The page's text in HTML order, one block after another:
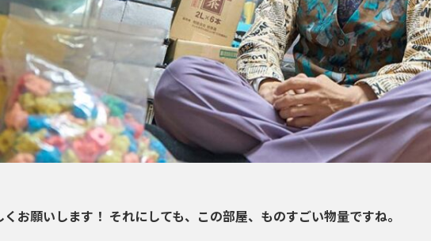
お願いします！ それにしても、この部屋、ものすごい物量ですね。